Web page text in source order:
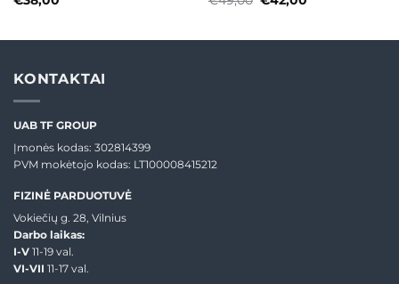
price
KONTAKTAI
UAB TF GROUP
Įmonės kodas: 302814399
PVM mokėtojo kodas: LT100008415212
FIZINĖ PARDUOTUVĖ
Vokiečių g. 28, Vilnius
Darbo laikas:
I-V 11-19 val.
VI-VII 11-17 val.